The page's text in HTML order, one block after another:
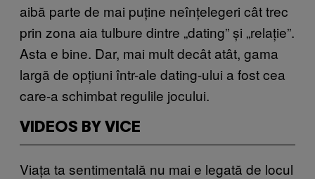
aibă parte de mai puține neînțelegeri cât trec
prin zona aia tulbure dintre „dating” și „relație”.
Asta e bine. Dar, mai mult decât atât, gama
largă de opțiuni într-ale dating-ului a fost cea
care-a schimbat regulile jocului.
VIDEOS BY VICE
Viața ta sentimentală nu mai e legată de locul